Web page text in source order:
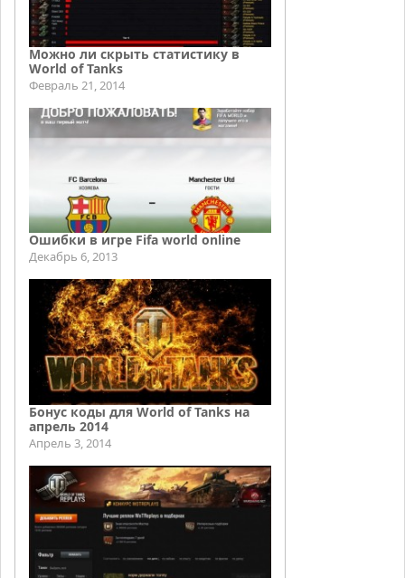
Можно ли скрыть статистику в
World of Tanks
Февраль 21, 2014
Ошибки в игре Fifa world online
Декабрь 6, 2013
Бонус коды для World of Tanks на
апрель 2014
Апрель 3, 2014